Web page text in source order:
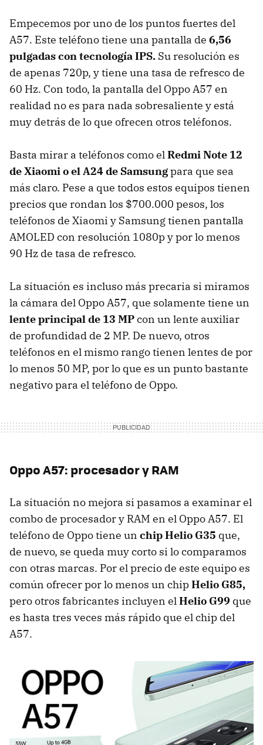
Empecemos por uno de los puntos fuertes del
A57. Este teléfono tiene una pantalla de 6,56
pulgadas con tecnología IPS. Su resolución es
de apenas 720p, y tiene una tasa de refresco de
60 Hz. Con todo, la pantalla del Oppo A57 en
realidad no es para nada sobresaliente y está
muy detrás de lo que ofrecen otros teléfonos.
Basta mirar a teléfonos como elRedmi Note 12
de Xiaomi o el A24 de Samsungpara que sea
más claro. Pese a que todos estos equipos tienen
precios que rondan los $700.000 pesos, los
teléfonos de Xiaomi y Samsung tienen pantalla
AMOLED con resolución 1080p y por lo menos
90 Hz de tasa de refresco.
La situación es incluso más precaria si miramos
la cámara del Oppo A57, que solamente tiene un
lente principal de 13 MPcon un lente auxiliar
de profundidad de 2 MP. De nuevo, otros
teléfonos en el mismo rango tienen lentes de por
lo menos 50 MP, por lo que es un punto bastante
negativo para el teléfono de Oppo.
Oppo A57: procesador y RAM
La situación no mejora si pasamos a examinar el
combo de procesador y RAM en el Oppo A57. El
teléfono de Oppo tiene un chip Helio G35 que,
de nuevo, se queda muy corto si lo comparamos
con otras marcas. Por el precio de este equipo es
común ofrecer por lo menos un chipHelio G85,
pero otros fabricantes incluyen elHelio G99 que
es hasta tres veces más rápido que el chip del
A57.